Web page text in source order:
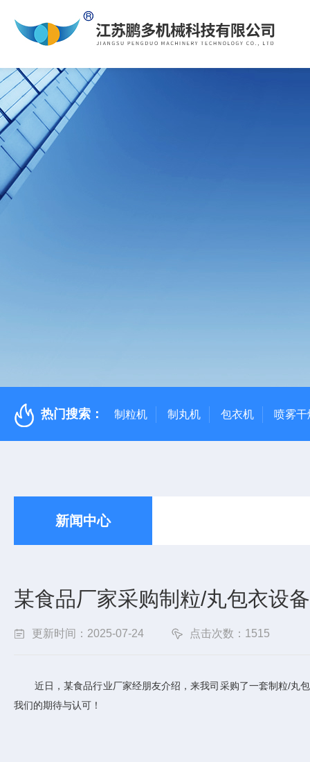
热门搜索： 制粒机 制丸机 包衣机 喷雾干
新闻中心
某食品厂家采购制粒/丸包衣设
更新时间：2025-07-24 点击次数：1515
近日，某食品行业厂家经朋友介绍，来我司采购了一套制粒/丸
我们的期待与认可！